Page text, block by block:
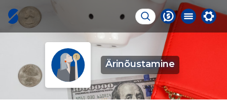
Ärinõustamine